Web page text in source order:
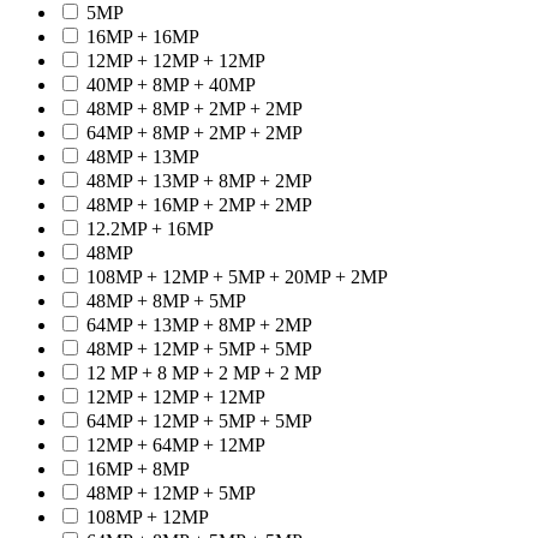
5MP
16MP + 16MP
12MP + 12MP + 12MP
40MP + 8MP + 40MP
48MP + 8MP + 2MP + 2MP
64MP + 8MP + 2MP + 2MP
48MP + 13MP
48MP + 13MP + 8MP + 2MP
48MP + 16MP + 2MP + 2MP
12.2MP + 16MP
48MP
108MP + 12MP + 5MP + 20MP + 2MP
48MP + 8MP + 5MP
64MP + 13MP + 8MP + 2MP
48MP + 12MP + 5MP + 5MP
12 MP + 8 MP + 2 MP + 2 MP
12MP + 12MP + 12MP
64MP + 12MP + 5MP + 5MP
12MP + 64MP + 12MP
16MP + 8MP
48MP + 12MP + 5MP
108MP + 12MP